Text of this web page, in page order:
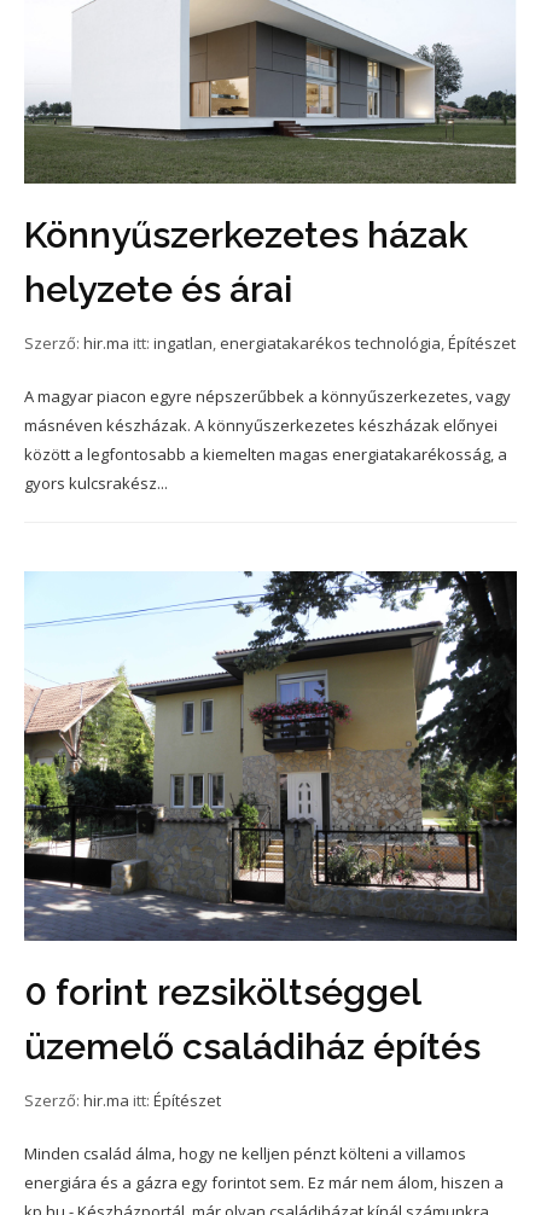
Könnyűszerkezetes házak
helyzete és árai
Szerző: hir.ma itt: ingatlan, energiatakarékos technológia,Építészet
A magyar piacon egyre népszerűbbek a könnyűszerkezetes, vagy
másnéven készházak. A könnyűszerkezetes készházak előnyei
között a legfontosabb a kiemelten magas energiatakarékosság, a
gyors kulcsrakész...
0 forint rezsiköltséggel
üzemelő családiház építés
Szerző: hir.ma itt: Építészet
Minden család álma, hogy ne kelljen pénzt költeni a villamos
energiára és a gázra egy forintot sem. Ez már nem álom, hiszen a